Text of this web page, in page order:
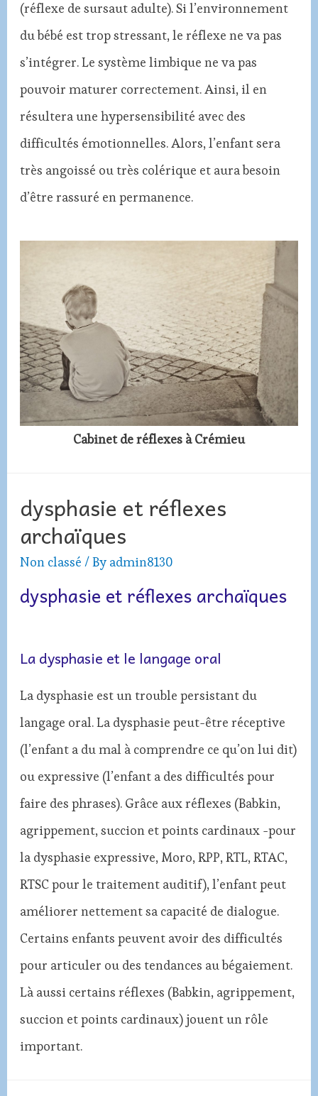
(réflexe de sursaut adulte). Si l’environnement
du bébé est trop stressant, le réflexe ne va pas
s’intégrer. Le système limbique ne va pas
pouvoir maturer correctement. Ainsi, il en
résultera une hypersensibilité avec des
difficultés émotionnelles. Alors, l’enfant sera
très angoissé ou très colérique et aura besoin
d’être rassuré en permanence.
Cabinet de réflexes à Crémieu
dysphasie et réflexes
archaïques
Non classé / By admin8130
dysphasie et réflexes archaïques
La dysphasie et le langage oral
La dysphasie est un trouble persistant du
langage oral. La dysphasie peut-être réceptive
(l’enfant a du mal à comprendre ce qu’on lui dit)
ou expressive (l’enfant a des difficultés pour
faire des phrases). Grâce aux réflexes (Babkin,
agrippement, succion et points cardinaux -pour
la dysphasie expressive, Moro, RPP, RTL, RTAC,
RTSC pour le traitement auditif), l’enfant peut
améliorer nettement sa capacité de dialogue.
Certains enfants peuvent avoir des difficultés
pour articuler ou des tendances au bégaiement.
Là aussi certains réflexes (Babkin, agrippement,
succion et points cardinaux) jouent un rôle
important.